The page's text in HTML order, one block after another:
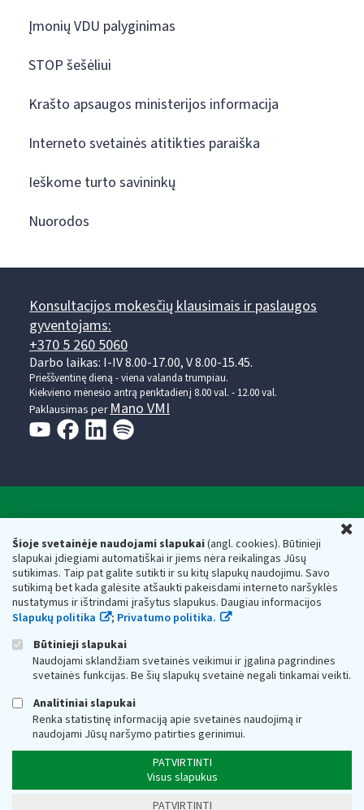
Šioje svetainėje naudojami slapukai(angl. cookies). Būtinieji
slapukai įdiegiami automatiškai ir jiems nėra reikalingas Jūsų
sutikimas. Taip pat galite sutikti ir su kitų slapukų naudojimu. Savo
sutikimą bet kada galėsite atšaukti pakeisdami interneto naršyklės
nustatymus ir ištrindami įrašytus slapukus. Daugiau informacijos
Slapukų politika
; Privatumo politika.
Būtinieji slapukai
Naudojami sklandžiam svetainės veikimui ir įgalina pagrindines
svetainės funkcijas. Be šių slapukų svetainė negali tinkamai veikti.
Analitiniai slapukai
Renka statistinę informaciją apie svetainės naudojimą ir
naudojami Jūsų naršymo patirties gerinimui.
PATVIRTINTI
Visus slapukus
PATVIRTINTI
Įmonių VDU palyginimas
STOP šešėliui
Krašto apsaugos ministerijos informacija
Interneto svetainės atitikties paraiška
Ieškome turto savininkų
Nuorodos
Konsultacijos mokesčių klausimais ir paslaugos
gyventojams:
+370 5 260 5060
Darbo laikas: I-IV 8.00-17.00, V 8.00-15.45.
Prieššventinę dieną - viena valanda trumpiau.
Kiekvieno mėnesio antrą penktadienį 8.00 val. - 12.00 val.
Paklausimas per Mano VMI
Respublikos finansų ministerijos
Biudžetinė įstaiga. Juridinio asmens kodas — 188659752,
adresas: Vasario 16-osios g. 14, 01107 Vilnius, Lietuva, el.paštas:
vmi@vmi.lt, E. pristatymo dėžutės adresas 188659752
Duomenys apie Valstybinę mokesčių inspekciją prie Lietuvos
Respublikos finansų ministerijos kaupiami ir saugomi Juridinių